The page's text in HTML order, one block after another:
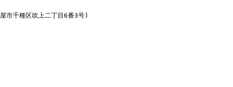
市千種区吹上二丁目6番3号)